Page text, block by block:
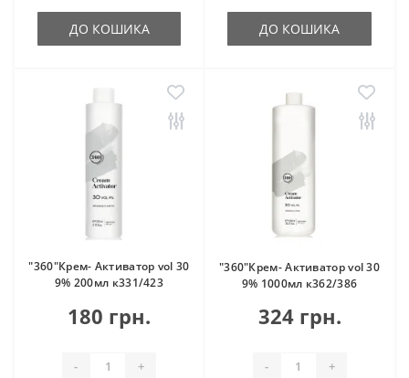
ДО КОШИКА ДО КОШИКА
"360"Крем- Активатор vol 30
9% 200мл к331/423
180 грн.
- +
"360"Крем- Активатор vol 30
9% 1000мл к362/386
324 грн.
- +